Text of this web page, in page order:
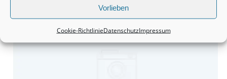
Vorlieben
Cookie-RichtlinieDatenschutzImpressum